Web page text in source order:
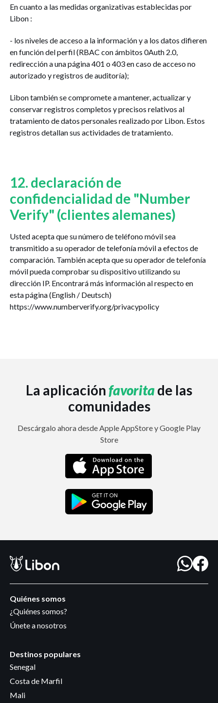
En cuanto a las medidas organizativas establecidas por
Libon :
- los niveles de acceso a la información y a los datos difieren
en función del perfil (RBAC con ámbitos 0Auth 2.0,
redirección a una página 401 o 403 en caso de acceso no
autorizado y registros de auditoría);
Libon también se compromete a mantener, actualizar y
conservar registros completos y precisos relativos al
tratamiento de datos personales realizado por Libon. Estos
registros detallan sus actividades de tratamiento.
12. declaración de
confidencialidad de "Number
Verify" (clientes alemanes)
Usted acepta que su número de teléfono móvil sea
transmitido a su operador de telefonía móvil a efectos de
comparación. También acepta que su operador de telefonía
móvil pueda comprobar su dispositivo utilizando su
dirección IP. Encontrará más información al respecto en
esta página (English / Deutsch)
https://www.numberverify.org/privacypolicy
La aplicaciónfavoritade las
comunidades
Descárgalo ahora desde Apple AppStore y Google Play
Store
Quiénes somos
¿Quiénes somos?
Únete a nosotros
Destinos populares
Senegal
Costa de Marfil
Mali